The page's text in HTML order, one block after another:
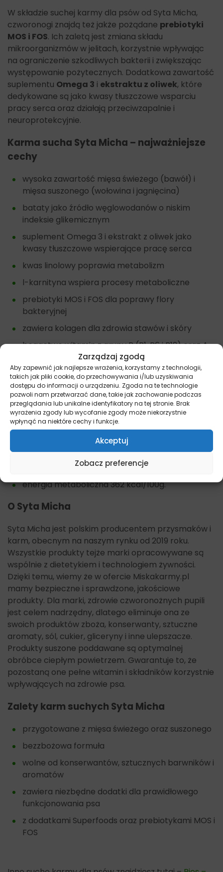
Zarządzaj zgodą
Aby zapewnić jak najlepsze wrażenia, korzystamy z technologii,
takich jak pliki cookie, do przechowywania i/lub uzyskiwania
dostępu do informacji o urządzeniu. Zgoda na te technologie
pozwoli nam przetwarzać dane, takie jak zachowanie podczas
przeglądania lub unikalne identyfikatory na tej stronie. Brak
wyrażenia zgody lub wycofanie zgody może niekorzystnie
wpłynąć na niektóre cechy i funkcje.
Akceptuj
Zobacz preferencje
W składzie suchej karmy dla psów od Syta Micha,
czworonogi znajdą też jakże pożądane prebiotyki
MOS i FOS. Ich zaletą jest zmiana składu
mikroorganizmów w jelitach, korzystnie wpływając
na ograniczenie szkodliwych bakterii i zwiększając
występowanie pożytecznych. Dodatkowa zawartość
suplementu Omega 3 i ekstraktu z oliwek, które
dedykowane są jako kwasy tłuszczowe wsparciu
pracy serca oraz działają przeciwzapalnie i
neuroprotekcyjnie.
Karma sucha Syta Micha – najważniejsze
cechy
wysoka zawartość mięsa świeżego (bawół) i
mięsa suszonego (wołowina i jagnięcina)
bataty jako źródło węglowodanów o niskim
indeksie glikemicznym
suplement Omega 3 i ekstrakt z oliwek jako
kwasy tłuszczowe wspierające pracę serca
kwas linolowy poprawia metabolizm
l-karnityna wspiera procesy metaboliczne
prebiotyki MOS i FOS dla poprawy flory
bakteryjnej
zawiera kolagen dla zdrowia stawów i skóry
bogactwo witamin z grupy B (B1, B6 i B12) oraz A
(korzystny wpływ na skórę i wzrok) i E (doskonały
antyoksydant)
mnogość minerałów i pierwiastków jak cynk,
fosfor, potas, wapń, które wspierają prawidłowe
funkcjonowanie psiego organizmu
zawarte w przekąsce żelazo oraz witaminy B12
przeciwdziała anemii oraz wpływa korzystnie na
kondycję, odporność i samopoczucie psa
krokiet ok 15mm
energia metaboliczna 362 kcal/100g.
O Syta Micha
Syta Micha jest polskim producentem przysmaków i
karm, obecnym na naszym rynku od 2019 roku.
Wszystkie produkty tejże marki opracowywane są
wspólnie z dietetykiem i technologiem żywności.
Dzięki temu, wiemy że w ofercie Miskakarmy.pl
mamy bezpieczne i sprawdzone, jakościowe
produkty. Dla marki, zdrowie czworonożnych pupili
jest celem nadrzędny, dlatego eliminuje ona ze
swoich produktów zboża, konserwanty, sztuczne
aromaty, sól, cukier, gliceryny i inne ulepszacze.
Produkty suszone poddawane są optymalnej
obróbce ciepłym powietrzem. Gwarantuje to, że
pozostaną one pełne witamin i składników korzystnie
wpływających na zdrowie psa.
Zalety karm suchych Syta Micha
przygotowane z mięsa świeżego oraz suszonego
bezzbożowa formuła
wolne od konserwantów, sztucznych barwników i
aromatów
zawiera niezbędne dodatki dla prawidłowego
funkcjonowania psa
z dodatkami Superfoods oraz prebiotykami MOS i
FOS